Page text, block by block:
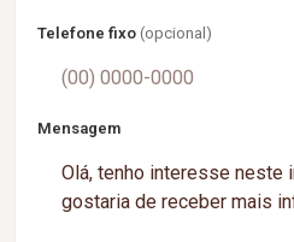
Telefone fixo (opcional)
Mensagem